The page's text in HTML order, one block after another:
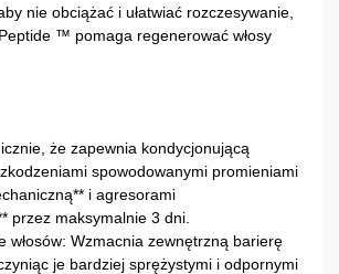
nie obciążać i ułatwiać rozczesywanie,
™ pomaga regenerować włosy
że zapewnia kondycjonującą
spowodowanymi promieniami
i agresorami
przez maksymalnie 3 dni.
włosów: Wzmacnia zewnętrzną barierę
je bardziej sprężystymi i odpornymi